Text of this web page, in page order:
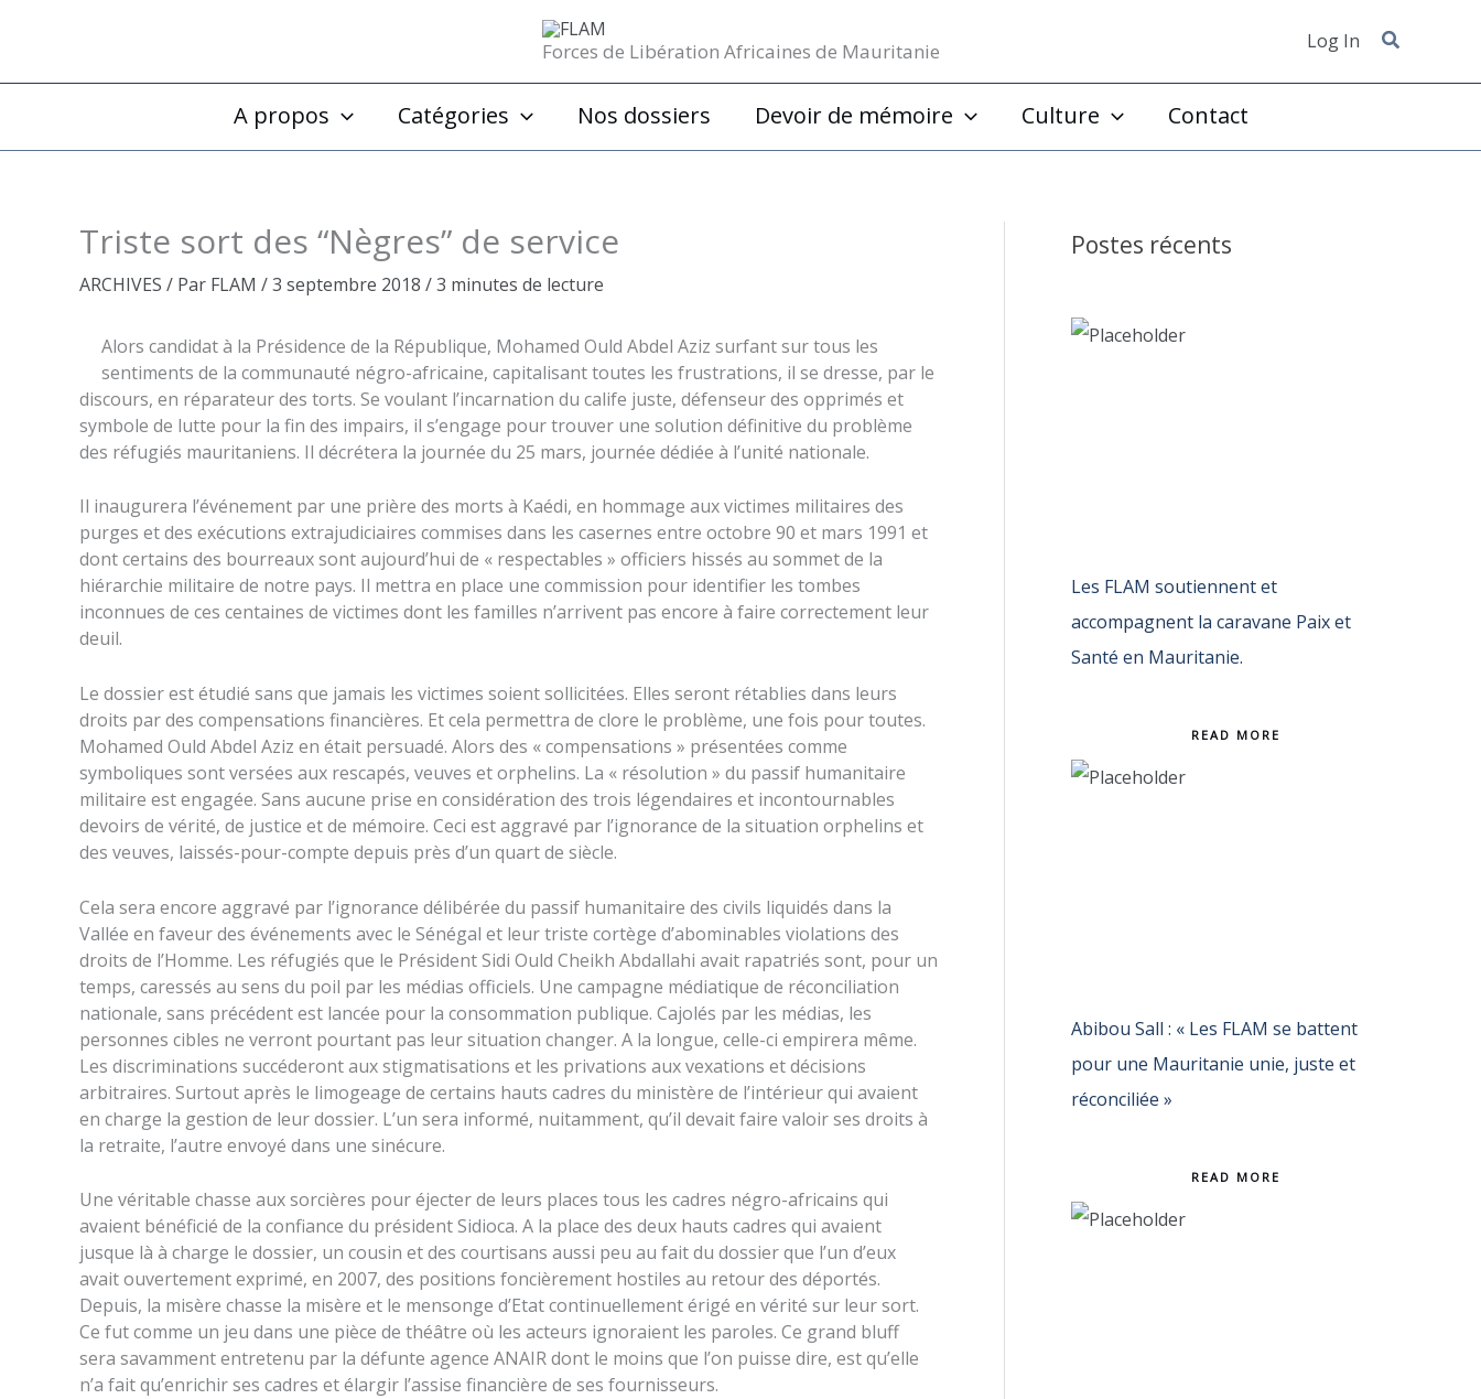
Forces de Libération Africaines de Mauritanie Log In
A propos Catégories Nos dossiers Devoir de mémoire Culture Contact
Triste sort des “Nègres” de service
ARCHIVES / Par FLAM /3 septembre 2018 /3 minutes de lecture
Alors candidat à la Présidence de la République, Mohamed Ould Abdel Aziz surfant sur tous les
sentiments de la communauté négro-africaine, capitalisant toutes les frustrations, il se dresse, par le
discours, en réparateur des torts. Se voulant l’incarnation du calife juste, défenseur des opprimés et
symbole de lutte pour la fin des impairs, il s’engage pour trouver une solution définitive du problème
des réfugiés mauritaniens. Il décrétera la journée du 25 mars, journée dédiée à l’unité nationale.
Il inaugurera l’événement par une prière des morts à Kaédi, en hommage aux victimes militaires des
purges et des exécutions extrajudiciaires commises dans les casernes entre octobre 90 et mars 1991 et
dont certains des bourreaux sont aujourd’hui de « respectables » officiers hissés au sommet de la
hiérarchie militaire de notre pays. Il mettra en place une commission pour identifier les tombes
inconnues de ces centaines de victimes dont les familles n’arrivent pas encore à faire correctement leur
deuil.
Le dossier est étudié sans que jamais les victimes soient sollicitées. Elles seront rétablies dans leurs
droits par des compensations financières. Et cela permettra de clore le problème, une fois pour toutes.
Mohamed Ould Abdel Aziz en était persuadé. Alors des « compensations » présentées comme
symboliques sont versées aux rescapés, veuves et orphelins. La « résolution » du passif humanitaire
militaire est engagée. Sans aucune prise en considération des trois légendaires et incontournables
devoirs de vérité, de justice et de mémoire. Ceci est aggravé par l’ignorance de la situation orphelins et
des veuves, laissés-pour-compte depuis près d’un quart de siècle.
Cela sera encore aggravé par l’ignorance délibérée du passif humanitaire des civils liquidés dans la
Vallée en faveur des événements avec le Sénégal et leur triste cortège d’abominables violations des
droits de l’Homme. Les réfugiés que le Président Sidi Ould Cheikh Abdallahi avait rapatriés sont, pour un
temps, caressés au sens du poil par les médias officiels. Une campagne médiatique de réconciliation
nationale, sans précédent est lancée pour la consommation publique. Cajolés par les médias, les
personnes cibles ne verront pourtant pas leur situation changer. A la longue, celle-ci empirera même.
Les discriminations succéderont aux stigmatisations et les privations aux vexations et décisions
arbitraires. Surtout après le limogeage de certains hauts cadres du ministère de l’intérieur qui avaient
en charge la gestion de leur dossier. L’un sera informé, nuitamment, qu’il devait faire valoir ses droits à
la retraite, l’autre envoyé dans une sinécure.
Une véritable chasse aux sorcières pour éjecter de leurs places tous les cadres négro-africains qui
avaient bénéficié de la confiance du président Sidioca. A la place des deux hauts cadres qui avaient
jusque là à charge le dossier, un cousin et des courtisans aussi peu au fait du dossier que l’un d’eux
avait ouvertement exprimé, en 2007, des positions foncièrement hostiles au retour des déportés.
Depuis, la misère chasse la misère et le mensonge d’Etat continuellement érigé en vérité sur leur sort.
Ce fut comme un jeu dans une pièce de théâtre où les acteurs ignoraient les paroles. Ce grand bluff
sera savamment entretenu par la défunte agence ANAIR dont le moins que l’on puisse dire, est qu’elle
n’a fait qu’enrichir ses cadres et élargir l’assise financière de ses fournisseurs.
Postes récents
Les FLAM soutiennent et
accompagnent la caravane Paix et
Santé en Mauritanie.
READ MORE
Abibou Sall : « Les FLAM se battent
pour une Mauritanie unie, juste et
réconciliée »
READ MORE